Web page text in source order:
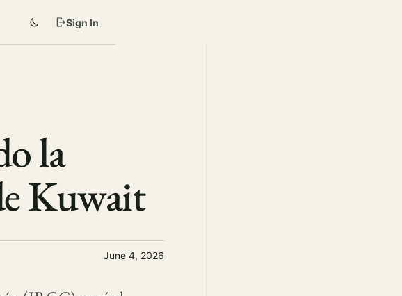
Sign In
la
Kuwait
June 4, 2026